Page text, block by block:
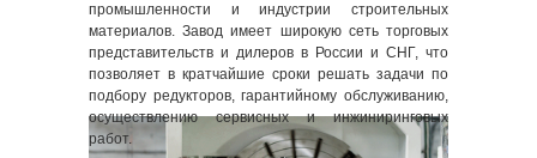
промышленности и индустрии строительных
материалов. Завод имеет широкую сеть торговых
представительств и дилеров в России и СНГ, что
позволяет в кратчайшие сроки решать задачи по
подбору редукторов, гарантийному обслуживанию,
осуществлению сервисных и инжиниринговых
работ.